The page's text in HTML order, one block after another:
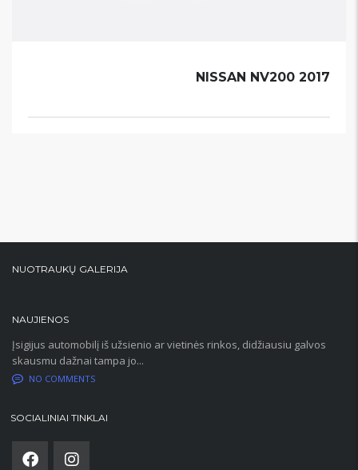
NISSAN NV200 2017
NUOTRAUKŲ GALERIJA
NAUJIENOS
Įsigijus automobilį iš užsienio ar vietinės rinkos, didžiausiu galvos
skausmu dažnai tampa jo...
NO COMMENTS
SOCIALINIAI TINKLAI